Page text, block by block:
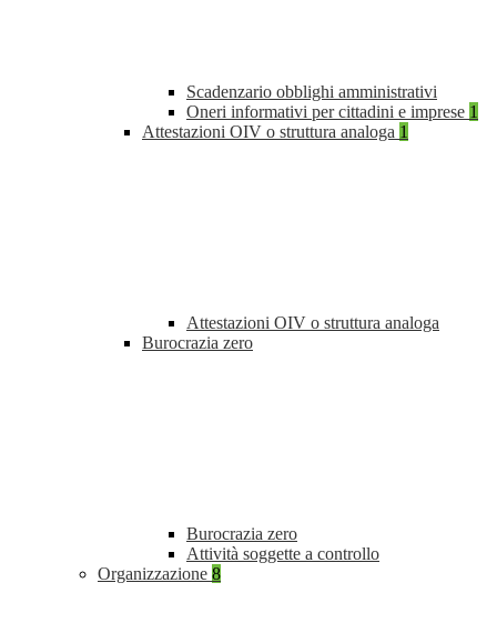
Scadenzario obblighi amministrativi
Oneri informativi per cittadini e imprese 1
Attestazioni OIV o struttura analoga 1
Attestazioni OIV o struttura analoga
Burocrazia zero
Burocrazia zero
Attività soggette a controllo
Organizzazione 8